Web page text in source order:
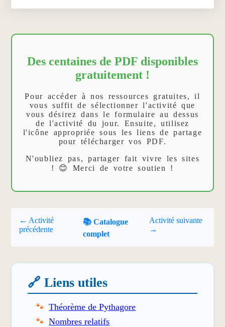
Des centaines de PDF disponibles
gratuitement !
Pour accéder à nos ressources gratuites, il
vous suffit de sélectionner l'activité que
vous désirez dans le formulaire au dessus
de l'activité du jour. Ensuite, utilisez
l'icône appropriée sous les liens de partage
pour télécharger vos PDF.
N'oubliez pas, partager fait vivre les sites
! 😊 Merci de votre soutien !
← Activité
précédente
📚 Catalogue
complet
Activité suivante
→
🔗 Liens utiles
Théorème de Pythagore
Nombres relatifs